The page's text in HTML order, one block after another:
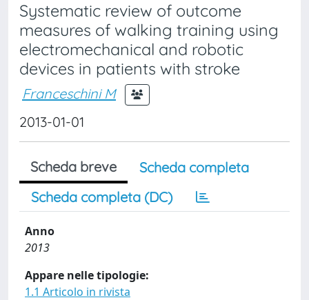
Systematic review of outcome
measures of walking training using
electromechanical and robotic
devices in patients with stroke
Franceschini M
2013-01-01
Scheda breve
Scheda completa
Scheda completa (DC)
Anno
2013
Appare nelle tipologie:
1.1 Articolo in rivista